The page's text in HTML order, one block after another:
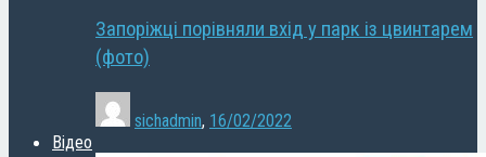
Запоріжці порівняли вхід у парк із цвинтарем
(фото)
sichadmin, 16/02/2022
Відео